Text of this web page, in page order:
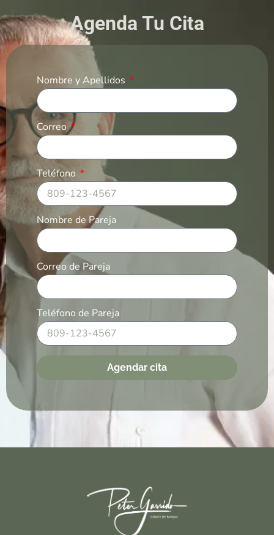
Agenda Tu Cita
Nombre y Apellidos
Correo
Teléfono
Nombre de Pareja
Correo de Pareja
Teléfono de Pareja
Agendar cita